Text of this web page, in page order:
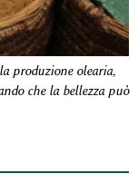
produzione olearia,
che la bellezza può